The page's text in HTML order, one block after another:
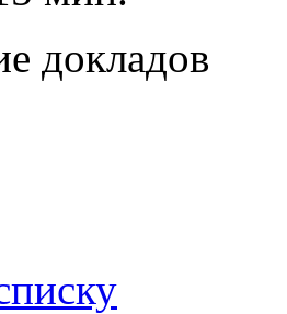
докладов